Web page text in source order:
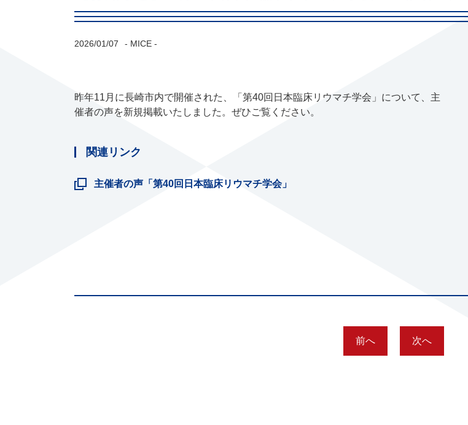
2026/01/07 - MICE -
昨年11月に長崎市内で開催された、「第40回日本臨床リウマチ学会」について、主
催者の声を新規掲載いたしました。ぜひご覧ください。
関連リンク
主催者の声「第40回日本臨床リウマチ学会」
前へ 次へ